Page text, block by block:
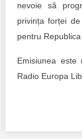
nevoie să
privința forței
pentru Republica
Emisiunea
Radio Europa